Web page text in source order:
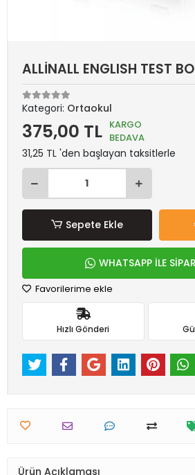
ALLİNALL ENGLISH TEST
Kategori: Ortaokul
375,00 TL KARGO
BEDAVA
31,25 TL 'den başlayan taksitlerle
Sepete Ekle
WHATSAPP İLE
Favorilerime ekle
Hızlı Gönderi
Ürün Açıklaması